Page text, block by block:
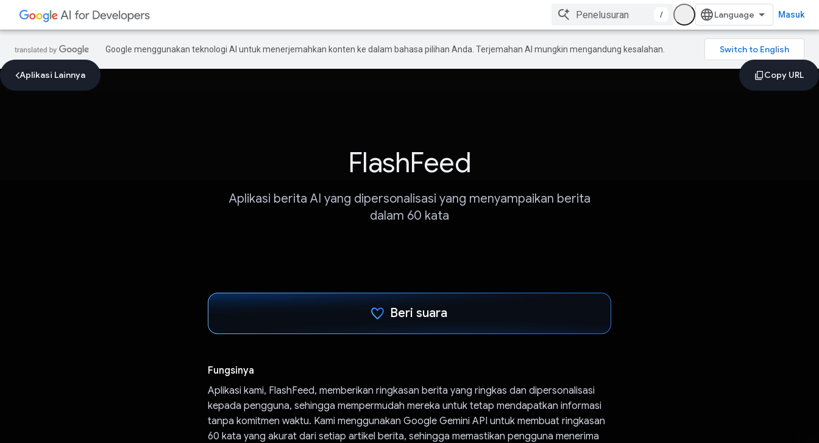
/ Masuk
Google menggunakan teknologi AI untuk menerjemahkan konten ke dalam bahasa pilihan Anda. Terjemahan AI mungkin mengandung kesalahan.
Aplikasi Lainnya
FlashFeed
Aplikasi berita AI yang dipersonalisasi yang menyampaikan berita
dalam 60 kata
Beri suara
Fungsinya
Aplikasi kami, FlashFeed, memberikan ringkasan berita yang ringkas dan dipersonalisasi
kepada pengguna, sehingga mempermudah mereka untuk tetap mendapatkan informasi
tanpa komitmen waktu. Kami menggunakan Google Gemini API untuk membuat ringkasan
60 kata yang akurat dari setiap artikel berita, sehingga memastikan pengguna menerima